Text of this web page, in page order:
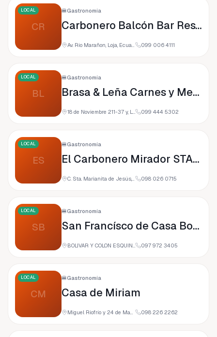
CR
LOCAL 🍔Gastronomía
Carbonero Balcón Bar Restaurante
Av. Rio Marañon, Loja, Ecuador 099 006 4111
BL
LOCAL 🍔Gastronomía
Brasa & Leña Carnes y Menestras Loja
18 de Noviembre 211-37 y, Loja, Ecuador 099 444 5302
ES
LOCAL 🍔Gastronomía
El Carbonero Mirador STALIN
C. Sta. Marianita de Jesús, Loja, Ecuador 098 026 0715
SB
LOCAL 🍔Gastronomía
San Francísco de Casa Bolívar
BOLIVAR Y COLON ESQUINA 110101, 110101 Loja, Ecuador 097 972 3405
CM
LOCAL 🍔Gastronomía
Casa de Miriam
Miguel Riofrío y 24 de Mayo 166- 22, 110150 Loja, Ecuador 098 226 2262